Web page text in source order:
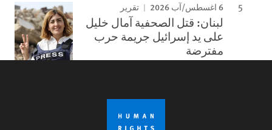
6 اغسطس/آب 2026 تقرير
لبنان: قتل الصحفية آمال خليل
على يد إسرائيل جريمة حرب
مفترضة